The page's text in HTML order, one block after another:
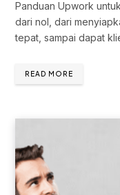
Panduan Upwork
dari nol, dari
tepat, sampai dapat
READ MORE